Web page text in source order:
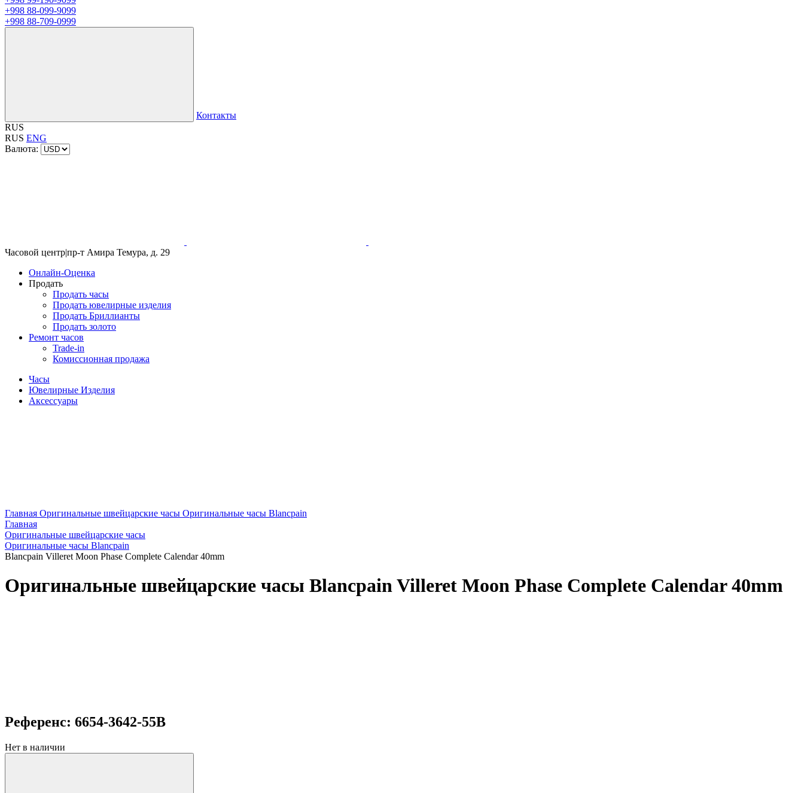
+998 88-099-9099
+998 88-709-0999
Контакты
RUS
RUS ENG
Валюта:
Часовой центр|пр-т Амира Темура, д. 29
Онлайн-Оценка
Продать
Продать часы
Продать ювелирные изделия
Продать Бриллианты
Продать золото
Ремонт часов
Trade-in
Комиссионная продажа
Часы
Ювелирные Изделия
Аксессуары
Главная Оригинальные швейцарские часы Оригинальные часы Blancpain
Главная
Оригинальные швейцарские часы
Оригинальные часы Blancpain
Blancpain Villeret Moon Phase Complete Calendar 40mm
Оригинальные швейцарские часы Blancpain Villeret Moon Phase Complete Calendar 40mm
Референс: 6654-3642-55B
Нет в наличии